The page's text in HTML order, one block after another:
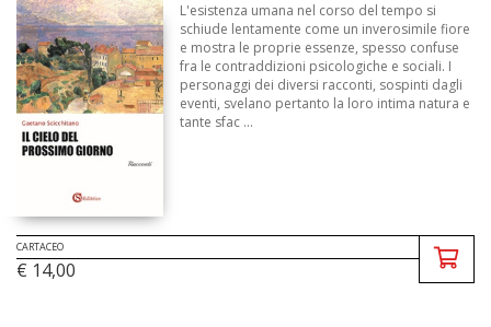
L'esistenza umana nel corso del tempo si
schiude lentamente come un inverosimile fiore
e mostra le proprie essenze, spesso confuse
fra le contraddizioni psicologiche e sociali. I
personaggi dei diversi racconti, sospinti dagli
eventi, svelano pertanto la loro intima natura e
tante sfac ...
CARTACEO
€ 14,00